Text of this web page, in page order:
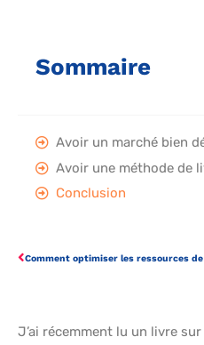
Sommaire
Avoir un marché bien
Avoir une méthode de
Conclusion
Comment optimiser les ressources
J’ai récemment lu un livre